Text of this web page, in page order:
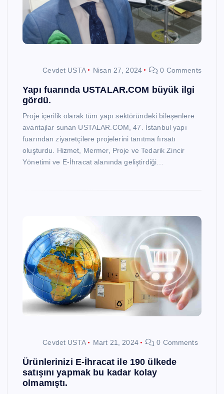
Cevdet USTA Nisan 27, 2024 0 Comments
Yapı fuarında USTALAR.COM büyük ilgi
gördü.
Proje içerilik olarak tüm yapı sektöründeki bileşenlere
avantajlar sunan USTALAR.COM, 47. İstanbul yapı
fuarından ziyaretçilere projelerini tanıtma fırsatı
oluşturdu. Hizmet, Mermer, Proje ve Tedarik Zincir
Yönetimi ve E-İhracat alanında geliştirdiği…
Cevdet USTA Mart 21, 2024 0 Comments
Ürünlerinizi E-İhracat ile 190 ülkede
satışını yapmak bu kadar kolay
olmamıştı.